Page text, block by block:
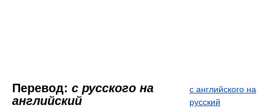
Перевод: с русского на
английский
с английского на
русский